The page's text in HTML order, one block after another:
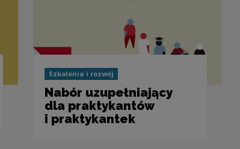
Szkolenia i rozwój
Nabór uzupełniający
dla praktykantów
i praktykantek